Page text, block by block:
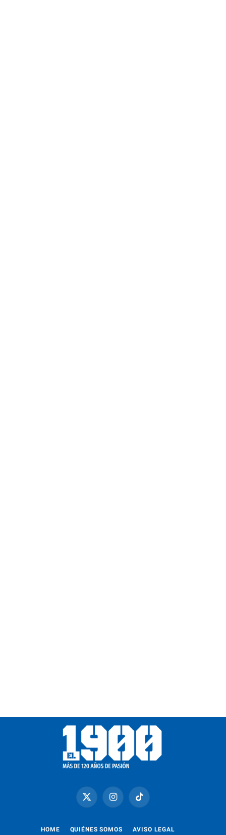
X
(Twitter)
InstagramTikTok
HOME QUIÉNES SOMOS AVISO LEGAL